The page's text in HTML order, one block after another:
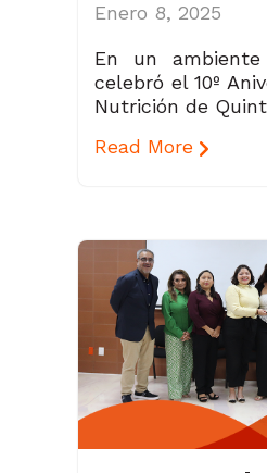
Enero 8, 2025
En un
celebró el 10º
Nutrición de
Read More